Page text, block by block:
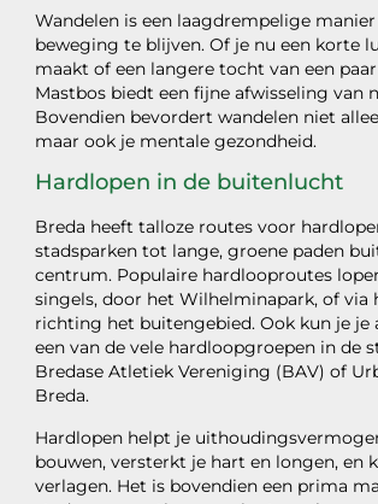
Wandelen is een laagdrempelige
beweging te blijven. Of je nu een korte
maakt of een langere tocht van een
Mastbos biedt een fijne afwisseling van
Bovendien bevordert wandelen niet
maar ook je mentale gezondheid.
Hardlopen in de buitenlucht
Breda heeft talloze routes voor
stadsparken tot lange, groene paden
centrum. Populaire hardlooproutes
singels, door het Wilhelminapark, of via
richting het buitengebied. Ook kun je je
een van de vele hardloopgroepen in de
Bredase Atletiek Vereniging (BAV) of
Breda.
Hardlopen helpt je
bouwen, versterkt je hart en longen, en
verlagen. Het is bovendien een prima